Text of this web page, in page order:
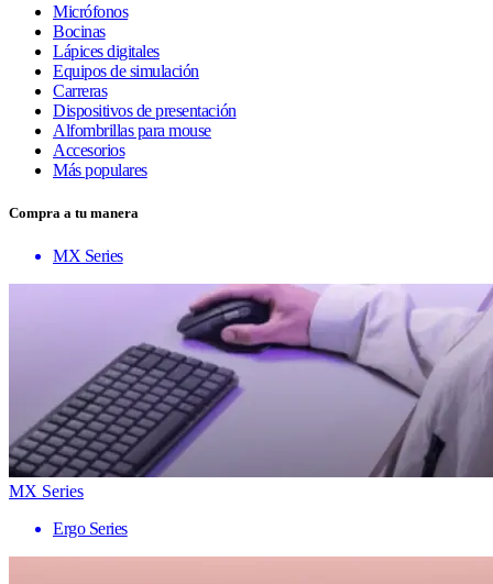
Micrófonos
Bocinas
Lápices digitales
Equipos de simulación
Carreras
Dispositivos de presentación
Alfombrillas para mouse
Accesorios
Más populares
Compra a tu manera
MX Series
MX Series
Ergo Series